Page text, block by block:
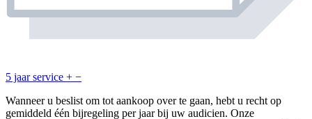
5 jaar service + −
Wanneer u beslist om tot aankoop over te gaan, hebt u recht op
gemiddeld één bijregeling per jaar bij uw audicien. Onze